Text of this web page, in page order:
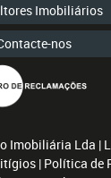
Imobiliários
nos
Imobiliária Lda |
| Política de